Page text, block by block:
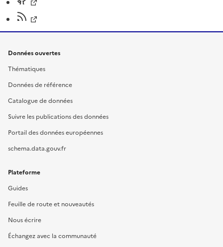
Données ouvertes
Thématiques
Données de référence
Catalogue de données
Suivre les publications des données
Portail des données européennes
schema.data.gouv.fr
Plateforme
Guides
Feuille de route et nouveautés
Nous écrire
Échangez avec la communauté